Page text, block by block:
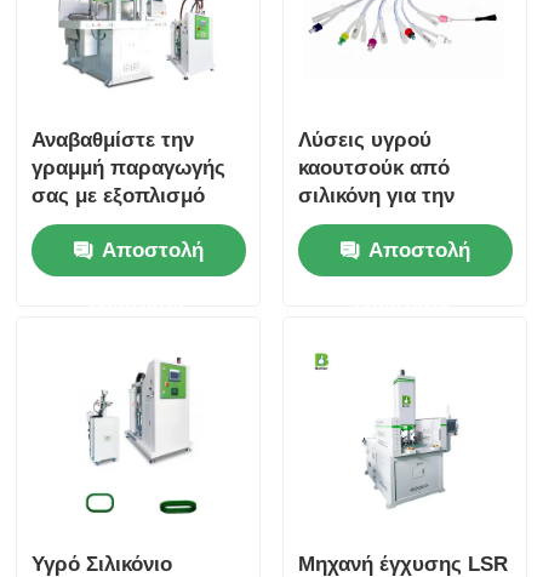
Αναβαθμίστε την
γραμμή παραγωγής
σας με εξοπλισμό
υγρής σιλικόνης
υψηλής απόδοσης
Αποστολή
Λύσεις υγρού
καουτσούκ από
σιλικόνη για την
κατασκευή ιατρικών
συσκευώνΑποστολή
Υγρό Σιλικόνιο
Μηχανή έγχυσης LSR